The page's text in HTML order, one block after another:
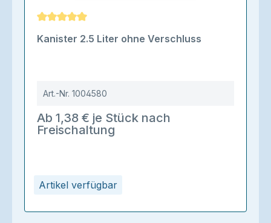
Artikel verfügbar
Durchschnittliche Bewertung von 5 von 5 Sternen
Kanister 2.5 Liter ohne Verschluss
Art.-Nr. 1004580
Ab 1,38 € je Stück nach
Freischaltung